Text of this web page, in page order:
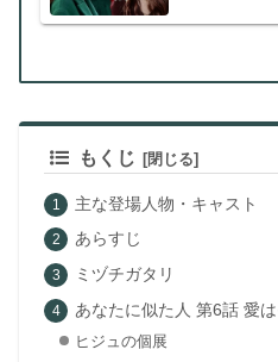
もくじ
主な登場人物・キャスト
あらすじ
ミヅチガタリ
あなたに似た人 第6話 愛
ヒジュの個展